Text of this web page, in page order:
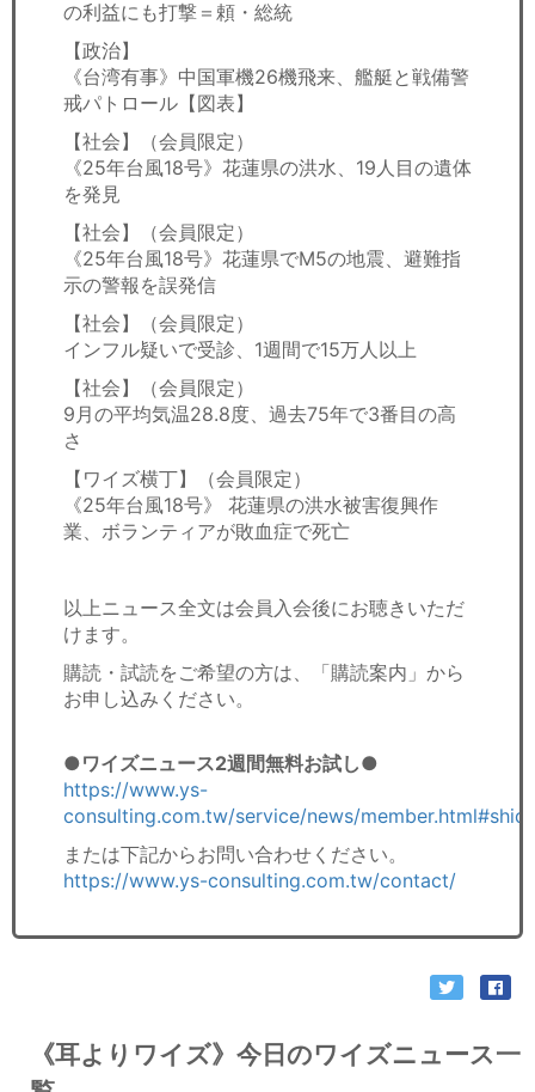
の利益にも打撃＝頼・総統
【政治】
《台湾有事》中国軍機26機飛来、艦艇と戦備警
戒パトロール【図表】
【社会】（会員限定）
《25年台風18号》花蓮県の洪水、19人目の遺体
を発見
【社会】（会員限定）
《25年台風18号》花蓮県でM5の地震、避難指
示の警報を誤発信
【社会】（会員限定）
インフル疑いで受診、1週間で15万人以上
【社会】（会員限定）
9月の平均気温28.8度、過去75年で3番目の高
さ
【ワイズ横丁】（会員限定）
《25年台風18号》 花蓮県の洪水被害復興作
業、ボランティアが敗血症で死亡
以上ニュース全文は会員入会後にお聴きいただ
けます。
購読・試読をご希望の方は、「購読案内」から
お申し込みください。
●ワイズニュース2週間無料お試し●
https://www.ys-
consulting.com.tw/service/news/
または下記からお問い合わせください。
https://www.ys-consulting.com.tw/contact/
《耳よりワイズ》今日のワイズニュース一